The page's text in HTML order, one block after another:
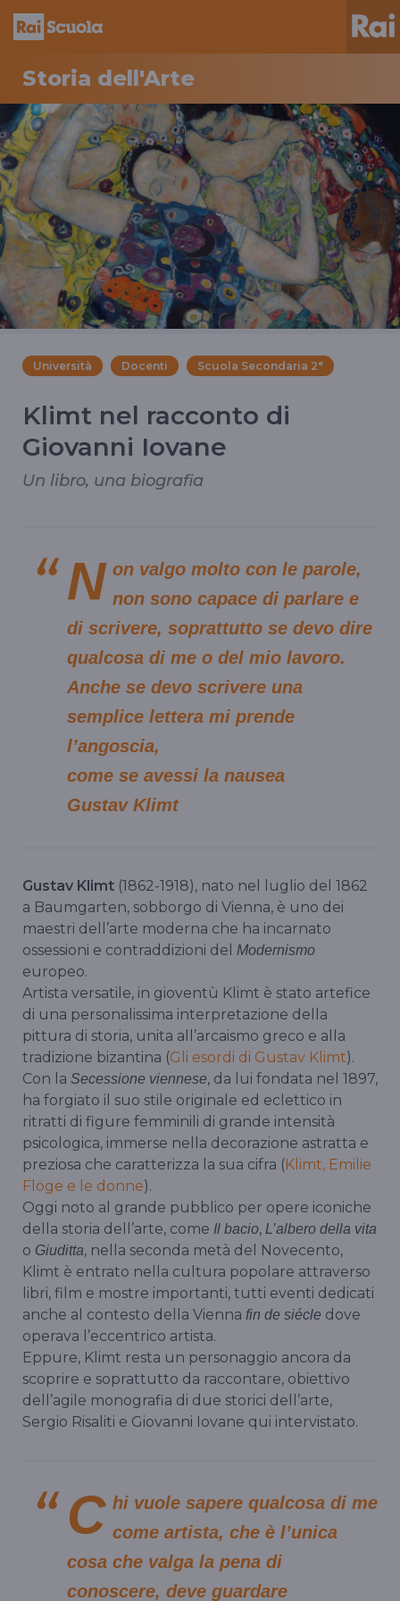
Storia dell'Arte
Università Docenti Scuola Secondaria 2°
Klimt nel racconto di
Giovanni Iovane
Un libro, una biografia
N on valgo molto con le parole,
non sono capace di parlare e
di scrivere, soprattutto se devo dire
qualcosa di me o del mio lavoro.
Anche se devo scrivere una
semplice lettera mi prende
l’angoscia,
come se avessi la nausea
Gustav Klimt
Gustav Klimt (1862-1918), nato nel luglio del 1862
a Baumgarten, sobborgo di Vienna, è uno dei
maestri dell’arte moderna che ha incarnato
ossessioni e contraddizioni del Modernismo
europeo.
Artista versatile, in gioventù Klimt è stato artefice
di una personalissima interpretazione della
pittura di storia, unita all’arcaismo greco e alla
tradizione bizantina (Gli esordi di Gustav Klimt).
Con la Secessione viennese, da lui fondata nel 1897,
ha forgiato il suo stile originale ed eclettico in
ritratti di figure femminili di grande intensità
psicologica, immerse nella decorazione astratta e
preziosa che caratterizza la sua cifra ( Klimt, Emilie
Flöge e le donne).
Oggi noto al grande pubblico per opere iconiche
della storia dell’arte, come Il bacio, L’albero della vita
o Giuditta, nella seconda metà del Novecento,
Klimt è entrato nella cultura popolare attraverso
libri, film e mostre importanti, tutti eventi dedicati
anche al contesto della Vienna fin de siécle dove
operava l’eccentrico artista.
Eppure, Klimt resta un personaggio ancora da
scoprire e soprattutto da raccontare, obiettivo
dell’agile monografia di due storici dell’arte,
Sergio Risaliti e Giovanni Iovane qui intervistato.
C hi vuole sapere qualcosa di me
come artista, che è l’unica
cosa che valga la pena di
conoscere, deve guardare